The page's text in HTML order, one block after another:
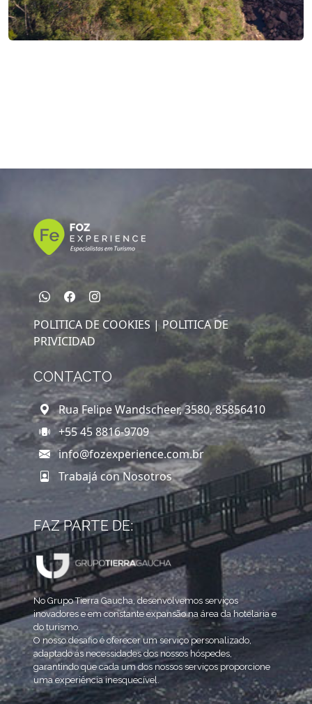
POLITICA DE COOKIES |POLITICA DE
PRIVICIDAD
CONTACTO
Rua Felipe Wandscheer, 3580, 85856410
+55 45 8816-9709
info@fozexperience.com.br
Trabajá con Nosotros
FAZ PARTE DE:
No Grupo Tierra Gaucha, desenvolvemos serviços
inovadores e em constante expansão na área da hotelaria e
do turismo.
O nosso desafio é oferecer um serviço personalizado,
adaptado ás necessidades dos nossos hóspedes,
garantindo que cada um dos nossos serviços proporcione
uma experiência inesquecível.